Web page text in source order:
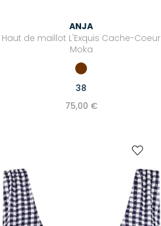
ANJA
Haut de maillot L'Exquis Cache-Coeur
Moka
38
75,00 €